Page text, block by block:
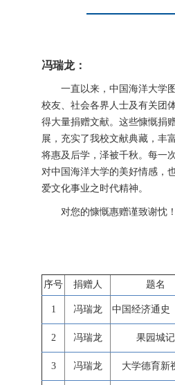
冯瑞龙：
一直以来，中国海洋大学
校友、社会各界人士及有关团
得大量捐赠文献。这些慷慨捐
展，充实了我校文献典藏，丰
将惠及后学，泽被千秋。每一
对中国海洋大学的美好情感，
爱文化事业之时代精神。
对您的慷慨惠赠谨致谢忱！
序号 捐赠人 题名
1 冯瑞龙 中国经济通史
2 冯瑞龙 果园城记
3 冯瑞龙 大学德育新